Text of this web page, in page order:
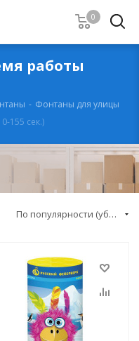
0
работы
- Фонтаны для улицы
155 сек.)
По популярности (убывание)